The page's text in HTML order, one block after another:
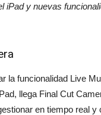
iPad y nuevas
la funcionalidad Live
llega Final Cut
en tiempo real y